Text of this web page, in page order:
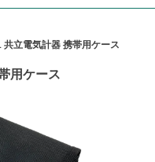
共立電気計器 携帯用ケース
用ケース